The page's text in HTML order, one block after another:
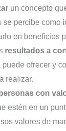
un concepto
se percibe como
en beneficios
resultados a
puede ofrecer y
realizar.
con
estén en un
valores de